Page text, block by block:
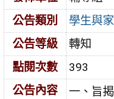
公告類別
學生與
公告等級
轉知
點閱次數
393
公告內容
一、旨